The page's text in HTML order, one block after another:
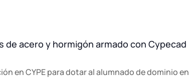
acero y hormigón armado con Cypecad
en CYPE para dotar al alumnado de dominio en